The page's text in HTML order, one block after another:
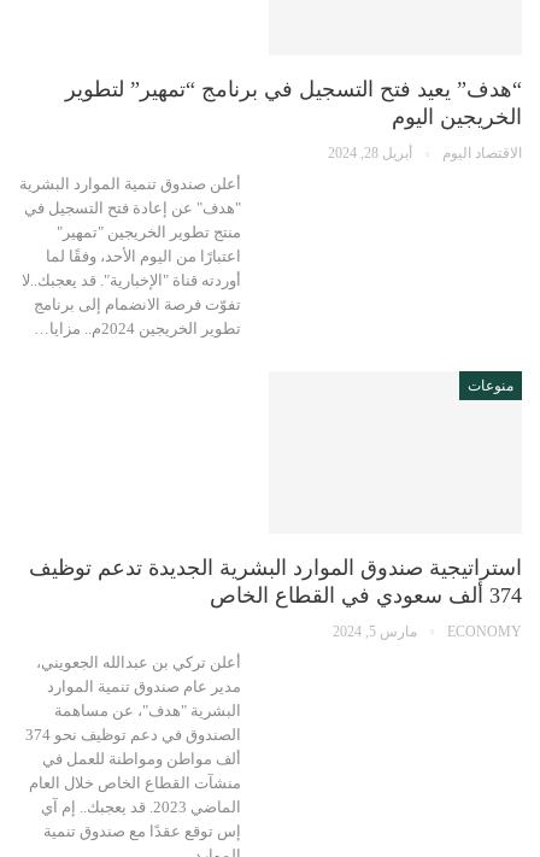
“هدف” يعيد فتح التسجيل في برنامج “تمهير” لتطوير
الخريجين اليوم
الاقتصاد اليوم أبريل 28, 2024
أعلن صندوق تنمية الموارد البشرية
"هدف" عن إعادة فتح التسجيل في
منتج تطوير الخريجين "تمهير"
اعتبارًا من اليوم الأحد، وفقًا لما
أوردته قناة "الإخبارية". قد يعجبك..لا
تفوّت فرصة الانضمام إلى برنامج
تطوير الخريجين 2024م.. مزايا…
منوعات
استراتيجية صندوق الموارد البشرية الجديدة تدعم توظيف
374 ألف سعودي في القطاع الخاص
ECONOMY مارس 5, 2024
أعلن تركي بن عبدالله الجعويني،
مدير عام صندوق تنمية الموارد
البشرية "هدف"، عن مساهمة
الصندوق في دعم توظيف نحو 374
ألف مواطن ومواطنة للعمل في
منشآت القطاع الخاص خلال العام
الماضي 2023. قد يعجبك.. إم آي
إس توقع عقدًا مع صندوق تنمية